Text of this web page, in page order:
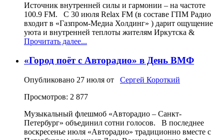
Источник внутренней силы и гармонии – на частоте
100.9 FM. С 30 июля Relax FM (в составе ГПМ Радио
входит в «Газпром-Медиа Холдинг» ) дарит ощущение
уюта и внутренней теплоты жителям Иркутска &
Прочитать далее...
«Город поёт с Авторадио» в День ВМФ
Опубликовано 27 июля от Сергей Короткий
Просмотров: 2 877
Музыкальный флешмоб «Авторадио – Санкт-
Петербург» объединил сотни голосов. В последнее
воскресенье июля «Авторадио» традиционно вместе с